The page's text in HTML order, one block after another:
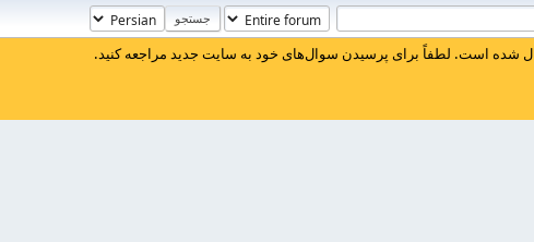
شده است. لطفاً برای پرسیدن سوال‌های خود به سایت جدید مراجعه کنید.